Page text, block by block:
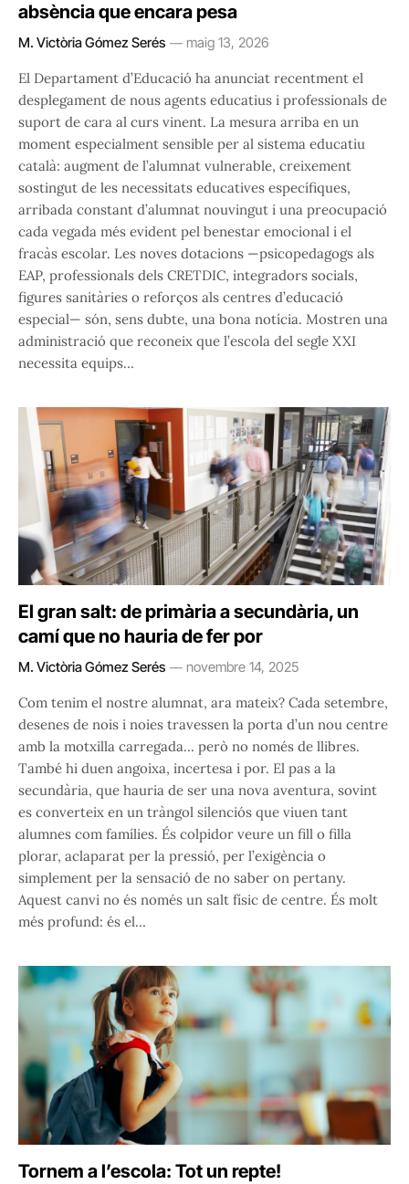
absència que encara pesa
M. Victòria Gómez Serés maig 13, 2026
El Departament d’Educació ha anunciat recentment el
desplegament de nous agents educatius i professionals de
suport de cara al curs vinent. La mesura arriba en un
moment especialment sensible per al sistema educatiu
català: augment de l’alumnat vulnerable, creixement
sostingut de les necessitats educatives específiques,
arribada constant d’alumnat nouvingut i una preocupació
cada vegada més evident pel benestar emocional i el
fracàs escolar. Les noves dotacions —psicopedagogs als
EAP, professionals dels CRETDIC, integradors socials,
figures sanitàries o reforços als centres d’educació
especial— són, sens dubte, una bona notícia. Mostren una
administració que reconeix que l’escola del segle XXI
necessita equips…
El gran salt: de primària a secundària, un
camí que no hauria de fer por
M. Victòria Gómez Serés novembre 14, 2025
Com tenim el nostre alumnat, ara mateix? Cada setembre,
desenes de nois i noies travessen la porta d’un nou centre
amb la motxilla carregada… però no només de llibres.
També hi duen angoixa, incertesa i por. El pas a la
secundària, que hauria de ser una nova aventura, sovint
es converteix en un tràngol silenciós que viuen tant
alumnes com famílies. És colpidor veure un fill o filla
plorar, aclaparat per la pressió, per l’exigència o
simplement per la sensació de no saber on pertany.
Aquest canvi no és només un salt físic de centre. És molt
més profund: és el…
Tornem a l’escola: Tot un repte!